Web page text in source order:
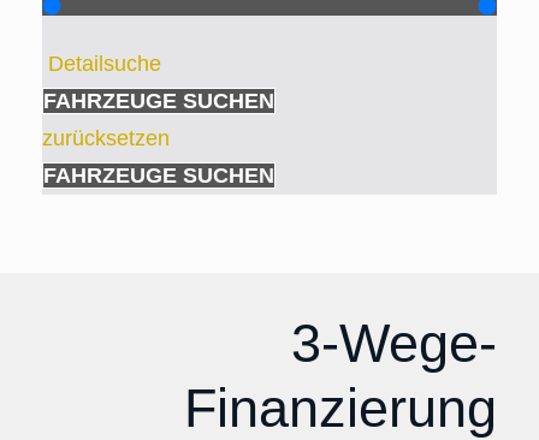
Detailsuche
FAHRZEUGE SUCHEN
zurücksetzen
FAHRZEUGE SUCHEN
3-Wege-
Finanzierung